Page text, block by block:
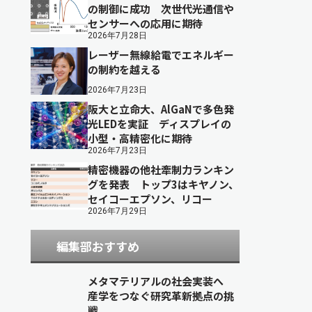
の制御に成功 次世代光通信や
センサーへの応用に期待
2026年7月28日
レーザー無線給電でエネルギー
の制約を越える
2026年7月23日
阪大と立命大、AlGaNで多色発
光LEDを実証 ディスプレイの
小型・高精密化に期待
2026年7月23日
精密機器の他社牽制力ランキン
グを発表 トップ3はキヤノン、
セイコーエプソン、リコー
2026年7月29日
編集部おすすめ
メタマテリアルの社会実装へ
産学をつなぐ研究革新拠点の挑